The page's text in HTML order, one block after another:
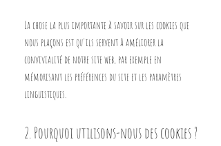
La chose la plus importante à savoir sur les cookies que
nous plaçons est qu'ils servent à améliorer la
convivialité de notre site web, par exemple en
mémorisant les préférences du site et les paramètres
linguistiques.
2. Pourquoi utilisons-nous des cookies ?